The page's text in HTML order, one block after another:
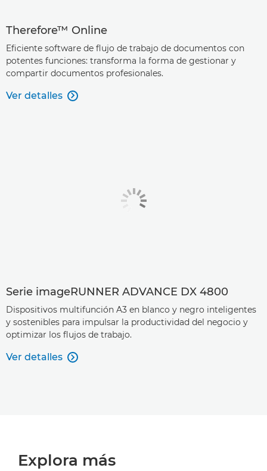
Therefore™ Online
Eficiente software de flujo de trabajo de documentos con
potentes funciones: transforma la forma de gestionar y
compartir documentos profesionales.
Ver detalles 
Serie imageRUNNER ADVANCE DX 4800
Dispositivos multifunción A3 en blanco y negro inteligentes
y sostenibles para impulsar la productividad del negocio y
optimizar los flujos de trabajo.
Ver detalles 
Explora más